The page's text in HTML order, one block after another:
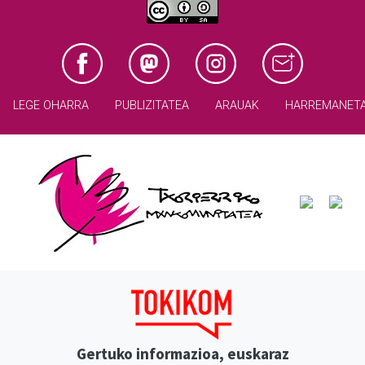
LEGE OHARRA PUBLIZITATEA ARAUAK
Gertuko informazioa, euskaraz